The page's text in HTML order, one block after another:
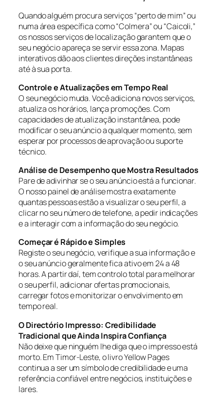
Quando alguém procura serviços “perto de mim” ou
numa área específica como “Colmera” ou “Caicoli,”
os nossos serviços de localização garantem que o
seu negócio apareça se servir essa zona. Mapas
interativos dão aos clientes direções instantâneas
até à sua porta.
Controle e Atualizações em Tempo Real
O seu negócio muda. Você adiciona novos serviços,
atualiza os horários, lança promoções. Com
capacidades de atualização instantânea, pode
modificar o seu anúncio a qualquer momento, sem
esperar por processos de aprovação ou suporte
técnico.
Análise de Desempenho que Mostra Resultados
Pare de adivinhar se o seu anúncio está a funcionar.
O nosso painel de análise mostra exatamente
quantas pessoas estão a visualizar o seu perfil, a
clicar no seu número de telefone, a pedir indicações
e a interagir com a informação do seu negócio.
Começar é Rápido e Simples
Registe o seu negócio, verifique a sua informação e
o seu anúncio geralmente fica ativo em 24 a 48
horas. A partir daí, tem controlo total para melhorar
o seu perfil, adicionar ofertas promocionais,
carregar fotos e monitorizar o envolvimento em
tempo real.
O Directório Impresso: Credibilidade
Tradicional que Ainda Inspira Confiança
Não deixe que ninguém lhe diga que o impresso está
morto. Em Timor-Leste, o livro Yellow Pages
continua a ser um símbolo de credibilidade e uma
referência confiável entre negócios, instituições e
lares.